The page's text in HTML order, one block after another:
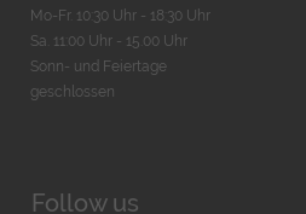
Mo-Fr. 10:30 Uhr - 18:30 Uhr
Sa. 11:00 Uhr - 15.00 Uhr
Sonn- und Feiertage
geschlossen
Follow us